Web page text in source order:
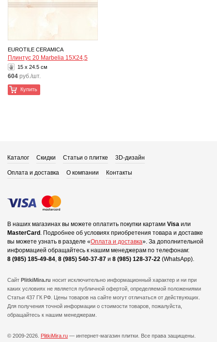
EUROTILE CERAMICA
Плинтус 20 Marbelia 15Х24,5
15 x 24.5 см
604 руб./шт.
Купить
Каталог Скидки Статьи о плитке 3D-дизайн
Оплата и доставка О компании Контакты
В наших магазинах вы можете оплатить покупки картами Visa или
MasterCard . Подробнее об условиях приобретения товара и доставке
вы можете узнать в разделе «Оплата и доставка». За дополнительной
информацией обращайтесь к нашим менеджерам по телефонам:
8 (985) 185-49-84, 8 (985) 540-37-87 и 8 (985) 128-37-22 (WhatsApp).
Сайт PlitkiMira.ru носит исключительно информационный характер и ни при
каких условиях не является публичной офертой, определяемой положениями
Статьи 437 ГК РФ. Цены товаров на сайте могут отличаться от действующих.
Для получения точной информации о стоимости товаров, пожалуйста,
обращайтесь к нашим менеджерам.
© 2009-2026. PlitkiMira.ru — интернет-магазин плитки. Все права защищены.